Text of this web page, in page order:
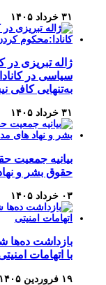
۳۱ خرداد ۱۴۰۵
ژاله تبریزی در
سیاسی در
به‌تنهایی کافی
۳۱ خرداد ۱۴۰۵
بیانیه جمعیت
حقوق بشر و
۰۳ خرداد ۱۴۰۵
بازداشت ده‌ها
با اتهامات
۱۹ فروردین ۱۴۰۵